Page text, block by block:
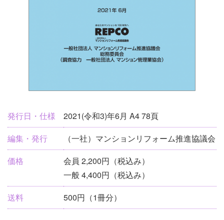
刊
行
物
情
報
発行日・仕様
2021(令和3)年6月 A4 78頁
編集・発行
（一社）マンションリフォーム推進協議会
価格
会員 2,200円（税込み）
一般 4,400円（税込み）
送料
500円（1冊分）